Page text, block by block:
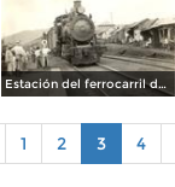
Estación del ferrocarril de Potrero (Congregación Miguel Alemán)
1 2 3 4